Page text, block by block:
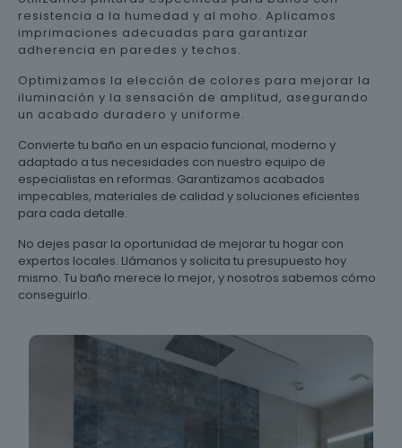
resistencia a la humedad y al moho. Aplicamos
imprimaciones adecuadas para garantizar
adherencia en paredes y techos.
Optimizamos la elección de colores para mejorar la
iluminación y la sensación de amplitud, asegurando
un acabado duradero y uniforme.
Convierte tu baño en un espacio funcional, moderno y
adaptado a tus necesidades con nuestro equipo de
especialistas en reformas. Garantizamos acabados
impecables, materiales de calidad y soluciones eficientes
para cada detalle.
No dejes pasar la oportunidad de mejorar tu hogar con
expertos locales. Llámanos y solicita tu presupuesto hoy
mismo. Tu baño merece lo mejor, y nosotros sabemos cómo
conseguirlo.